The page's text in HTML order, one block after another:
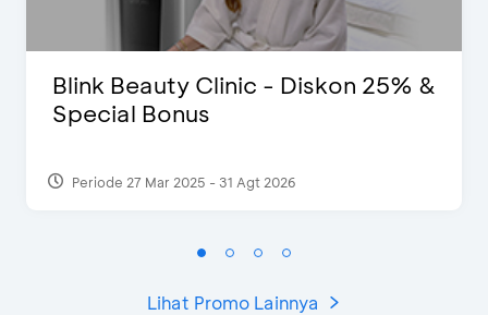
Blink Beauty Clinic - Diskon 25% &
Special Bonus
Periode 27 Mar 2025 - 31 Agt 2026
Lihat Promo Lainnya